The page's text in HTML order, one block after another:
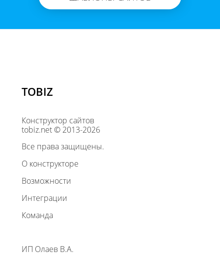
TOBIZ
Конструктор сайтов
tobiz.net © 2013-2026
Все права защищены.
О конструкторе
Возможности
Интеграции
Команда
ИП Олаев В.А.